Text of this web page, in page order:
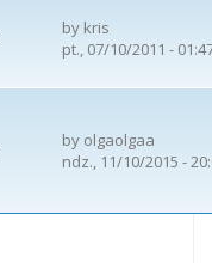
by kris
pt., 07/10/2011 -
by olgaolgaa
ndz., 11/10/2015 -